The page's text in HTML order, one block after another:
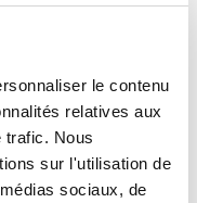
le contenu
relatives aux
trafic. Nous
sur l'utilisation de
sociaux, de